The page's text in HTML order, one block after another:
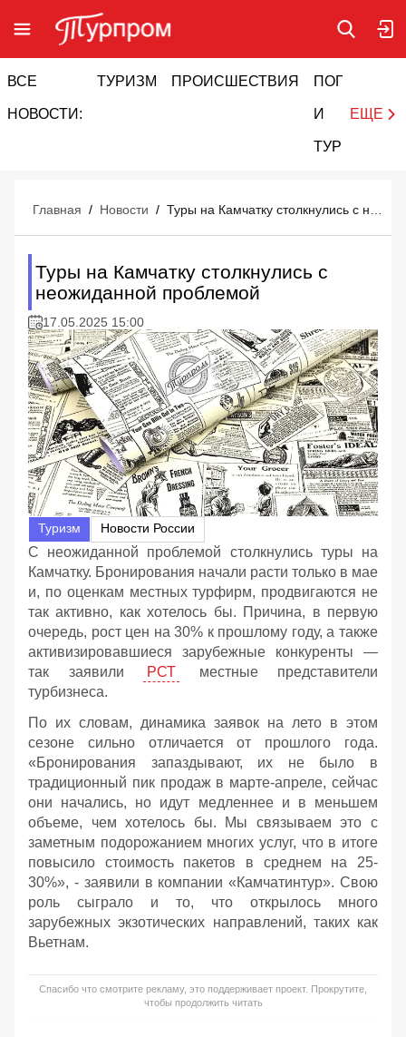
ВСЕ
НОВОСТИ:
ТУРИЗМ ПРОИСШЕСТВИЯ ПОГОДА
И
ТУРИЗМ
ЕЩЕ
Главная / Новости /
Туры на Камчатку столкнулись с
неожиданной проблемой
17.05.2025 15:00
Туризм Новости России
С неожиданной проблемой столкнулись туры на
Камчатку. Бронирования начали расти только в мае
и, по оценкам местных турфирм, продвигаются не
так активно, как хотелось бы. Причина, в первую
очередь, рост цен на 30% к прошлому году, а также
активизировавшиеся зарубежные конкуренты —
так заявили
РСТ
местные представители
турбизнеса.
По их словам, динамика заявок на лето в этом
сезоне сильно отличается от прошлого года.
«Бронирования запаздывают, их не было в
традиционный пик продаж в марте-апреле, сейчас
они начались, но идут медленнее и в меньшем
объеме, чем хотелось бы. Мы связываем это с
заметным подорожанием многих услуг, что в итоге
повысило стоимость пакетов в среднем на 25-
30%», - заявили в компании «Камчатинтур». Свою
роль сыграло и то, что открылось много
зарубежных экзотических направлений, таких как
Вьетнам.
Спасибо что смотрите рекламу, это поддерживает проект. Прокрутите,
чтобы продолжить читать